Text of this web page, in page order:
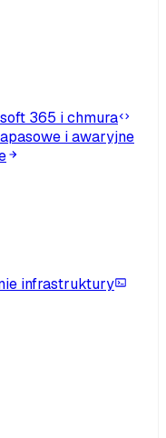
365 i chmura
i awaryjne
infrastruktury